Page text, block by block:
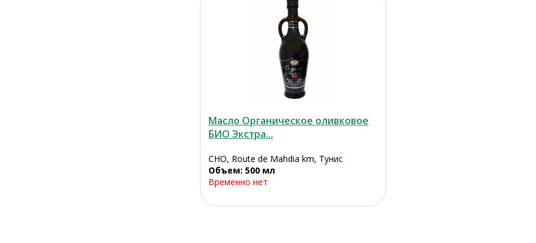
Масло Органическое оливковое
БИО Экстра...
CHO, Route de Mahdia km, Тунис
Объем: 500 мл
Временно нет